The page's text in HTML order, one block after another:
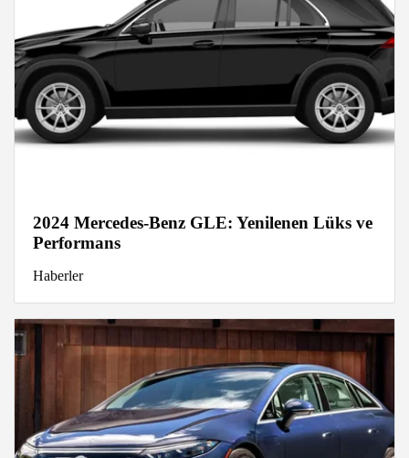
2024 Mercedes-Benz GLE: Yenilenen Lüks ve
Performans
Haberler